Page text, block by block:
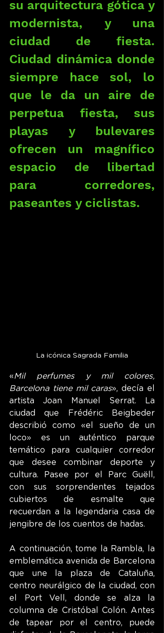
su arquitectura gótica y
modernista, y una
ciudad de fiesta.
Ciudad dinámica donde
siempre hace sol, lo
que le da un aire de
perpetua fiesta, sus
playas y bulevares
ofrecen un magnífico
espacio de libertad
para corredores,
paseantes y ciclistas.
La icónica Sagrada Familia
«Mil perfumes y mil colores,
Barcelona tiene mil caras», decía el
artista Joan Manuel Serrat. La
ciudad que Frédéric Beigbeder
describió como «el sueño de un
loco» es un auténtico parque
temático para cualquier corredor
que desee combinar deporte y
cultura. Pasee por el Parc Guëll,
con sus sorprendentes tejados
cubiertos de esmalte que
recuerdan a la legendaria casa de
jengibre de los cuentos de hadas.
A continuación, tome la Rambla, la
emblemática avenida de Barcelona
que une la plaza de Cataluña,
centro neurálgico de la ciudad, con
el Port Vell, donde se alza la
columna de Cristóbal Colón. Antes
de tapear por el centro, puede